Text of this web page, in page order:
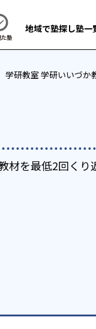
地域で塾探し塾一
学研教室 学研いいづか
材を最低2回くり